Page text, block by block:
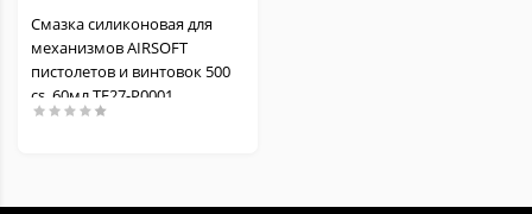
Смазка силиконовая для
механизмов AIRSOFT
пистолетов и винтовок 500
cs, 60мл TF27-P0001